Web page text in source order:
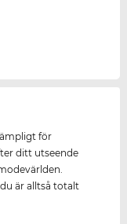
för
ditt utseende
är alltså totalt